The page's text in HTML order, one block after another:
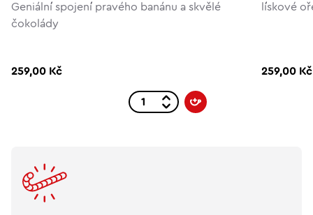
Geniální spojení pravého banánu a skvělé
čokolády
259,00 Kč
lískové
259,00 Kč